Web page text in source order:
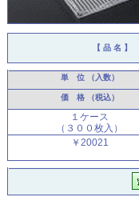
【 品 名 】
単 位（入数）
価 格（税込）
１ケース
（３００枚入）
￥20021